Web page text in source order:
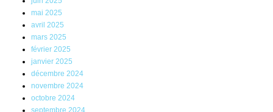
mai 2025
avril 2025
mars 2025
février 2025
janvier 2025
décembre 2024
novembre 2024
octobre 2024